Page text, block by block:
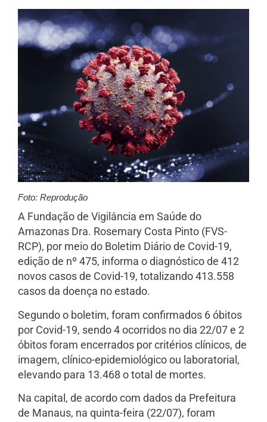
Foto: Reprodução
A Fundação de Vigilância em Saúde do
Amazonas Dra. Rosemary Costa Pinto (FVS-
RCP), por meio do Boletim Diário de Covid-19,
edição de nº 475, informa o diagnóstico de 412
novos casos de Covid-19, totalizando 413.558
casos da doença no estado.
Segundo o boletim, foram confirmados 6 óbitos
por Covid-19, sendo 4 ocorridos no dia 22/07 e 2
óbitos foram encerrados por critérios clínicos, de
imagem, clínico-epidemiológico ou laboratorial,
elevando para 13.468 o total de mortes.
Na capital, de acordo com dados da Prefeitura
de Manaus, na quinta-feira (22/07), foram